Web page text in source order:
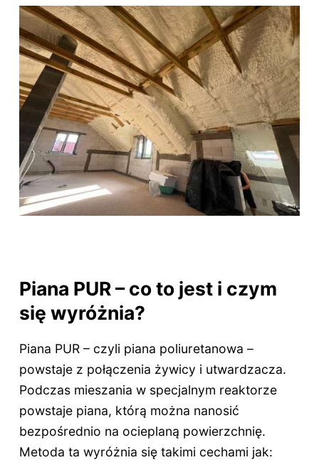
Piana PUR – co to jest i czym
się wyróżnia?
Piana PUR – czyli piana poliuretanowa –
powstaje z połączenia żywicy i utwardzacza.
Podczas mieszania w specjalnym reaktorze
powstaje piana, którą można nanosić
bezpośrednio na ocieplaną powierzchnię.
Metoda ta wyróżnia się takimi cechami jak: